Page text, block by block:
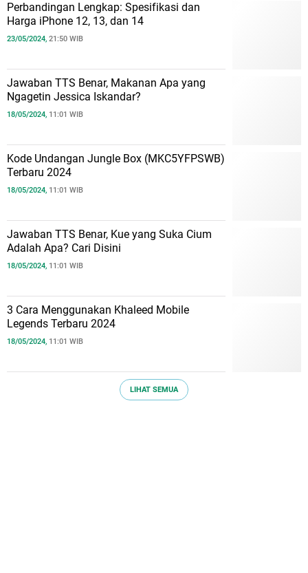
Perbandingan Lengkap: Spesifikasi dan
Harga iPhone 12, 13, dan 14
23/05/2024, 21:50 WIB
Jawaban TTS Benar, Makanan Apa yang
Ngagetin Jessica Iskandar?
18/05/2024, 11:01 WIB
Kode Undangan Jungle Box (MKC5YFPSWB)
Terbaru 2024
18/05/2024, 11:01 WIB
Jawaban TTS Benar, Kue yang Suka Cium
Adalah Apa? Cari Disini
18/05/2024, 11:01 WIB
3 Cara Menggunakan Khaleed Mobile
Legends Terbaru 2024
18/05/2024, 11:01 WIB
LIHAT SEMUA